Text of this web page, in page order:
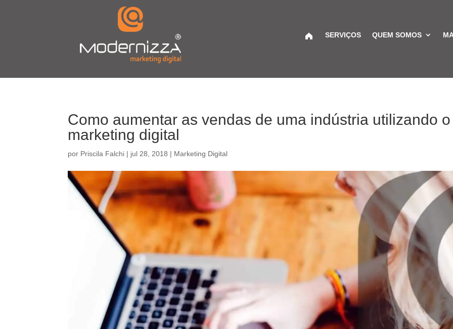
SERVIÇOS QUEM SOMOS
Como aumentar as vendas de uma indústria utilizando o
marketing digital
por Priscila Falchi | jul 28, 2018 | Marketing Digital